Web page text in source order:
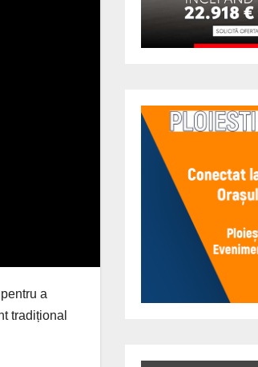
a
tradițional